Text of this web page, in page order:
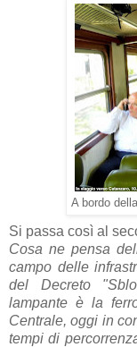
A bordo
Si passa così al
Cosa ne pensa
campo delle
del Decreto
lampante è la
Centrale, oggi in
tempi di